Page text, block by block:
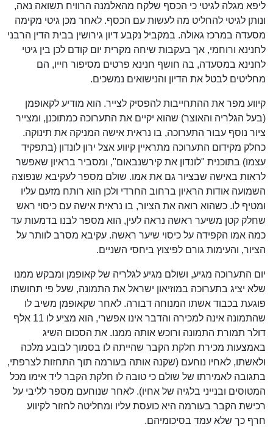
ליפא מגלה לגיטי כי הכסף שלקח מהאלמנה הרוויח תשואה נאה,
ונותן לגיטי להחליט מה לעשות עם הכסף. לאחר מכן גיטי מקימה
מסעדה במרכז גאולה. במקביל נקבע דיון גירושין בבית הדין הרבני
לחנינא ורוחמי, אך בעקבות שיחה מקרית יום קודם לכן בין גיטי
לחנינא במסעדה, בה חושף חנינא פרטים מסיפור חייו, הם
מחליטים לבטל את הדיון והנישואים נמשכים.
קיווע מפר את ההתחייבות להפסיק לצייר. הוא מודיע לקאופמן
(בעל הגלריה והאוצר) שהוא יקיים את התערוכה כמתוכנן, ומצייר
ציור נוסף עבור התערוכה, בו נראית אישה המניקה את תינוקה.
כחלק מקידום התערוכה מתראיין קיווע אצל ירון לונדון (בתפקיד
עצמו) בתוכנית "לונדון את קירשנבאום", ומסביר בראיון שאפשר
לראות באישה שבציור גם את אמו. שולם מספר לעקיבא שנפוצה
השמועה אודות הראיון ברחוב החרדי ולכן הוא רותח מזעם עליו
ומטיף לו. כשהוא רואה את הציור, בו נראית אישה עם כיסוי ראש
שחלק קטן משיער ראשה נראה לעין, הוא מספר לבנו בדמעות עד
כמה אמו הקפידה על כיסוי שיער ראשה. עקיבא מסרב לוותר על
הציור, והעימות גורם לפיצוץ ביחסי השניים.
יום התערוכה מגיע, ושולם מגיע לגלריה של קאופמן ומבקש ממנו
שלא יציג בתערוכה במוזיאון ישראל את התמונה, שעל פי תחושתו
פוגעת בכבוד אשתו המנוחה דבורה. לאחר שקאופמן משיב לו
שהתמונה אינה למכירה והדבר אינו אפשרי, הוא מציע לו 11 אלף
דולר תמורת התמונה ורוכש אותה ממנו. את הסכום השיג
באמצעות מכירת חלקת הקבר שהייתה לו בסמוך לבובע מלכה
ולאשתו, לאחיו נוחעם (שקנה אותה בעורמה תוך התחזות לצרפתי,
בתגובה לאמירתו של שולם כי טובה לו חלקת הקבר ליד אימו מכל
המטוסים ובנייני בלגיה של אחיו). לאחר שנוחעם מספר לליבי על
רכישת הקבר בעורמה היא כועסת עליו ומחליטה לחזור לקיווע
חרף כך שלא עמד בסיכומיהם.